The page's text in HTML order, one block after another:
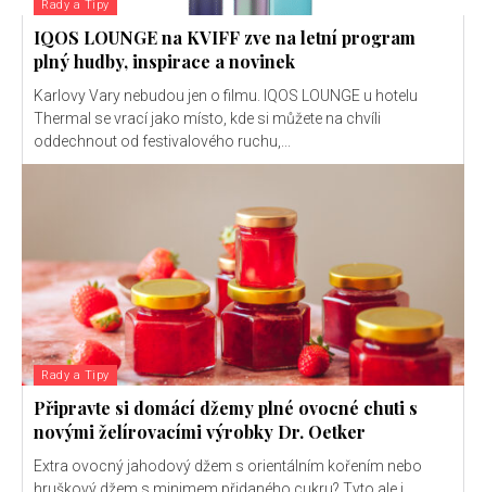
Rady a Tipy
IQOS LOUNGE na KVIFF zve na letní program
plný hudby, inspirace a novinek
Karlovy Vary nebudou jen o filmu. IQOS LOUNGE u hotelu
Thermal se vrací jako místo, kde si můžete na chvíli
oddechnout od festivalového ruchu,...
Rady a Tipy
Připravte si domácí džemy plné ovocné chuti s
novými želírovacími výrobky Dr. Oetker
Extra ovocný jahodový džem s orientálním kořením nebo